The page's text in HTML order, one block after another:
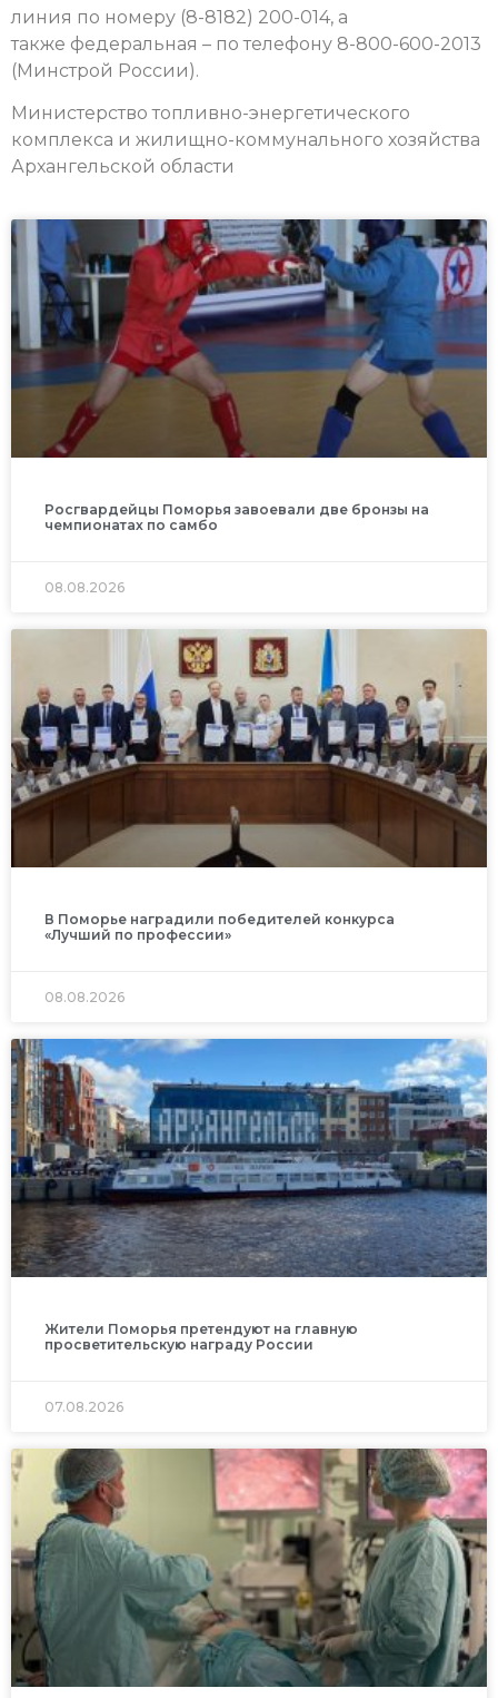
линия по номеру (8-8182) 200-014, а
также федеральная – по телефону 8-800-600-2013
(Минстрой России).
Министерство топливно-энергетического
комплекса и жилищно-коммунального хозяйства
Архангельской области
Росгвардейцы Поморья завоевали две бронзы на
чемпионатах по самбо
08.08.2026
В Поморье наградили победителей конкурса
«Лучший по профессии»
08.08.2026
Жители Поморья претендуют на главную
просветительскую награду России
07.08.2026